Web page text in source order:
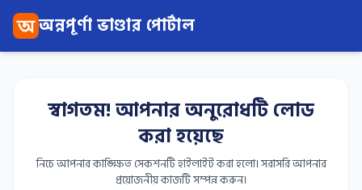
অন্নপূর্ণা ভাণ্ডার পোর্টাল
স্বাগতম! আপনার অনুরোধটি লোড
করা হয়েছে
নিচে আপনার কাঙ্ক্ষিত সেকশনটি হাইলাইট করা হলো। সরাসরি আপনার
প্রয়োজনীয় কাজটি সম্পন্ন করুন।